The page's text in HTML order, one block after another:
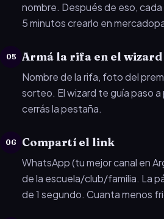
nombre. Después de eso,
5 minutos crearlo en
05 Armá la rifa en el wizard
Nombre de la rifa, foto del
sorteo. El wizard te guía paso
cerrás la pestaña.
06 Compartí el link
WhatsApp (tu mejor canal en
de la escuela/club/familia. La
de 1 segundo. Cuanta menos